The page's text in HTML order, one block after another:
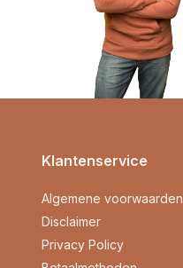
Klantenservice
Algemene voorwaarden
Disclaimer
Privacy Policy